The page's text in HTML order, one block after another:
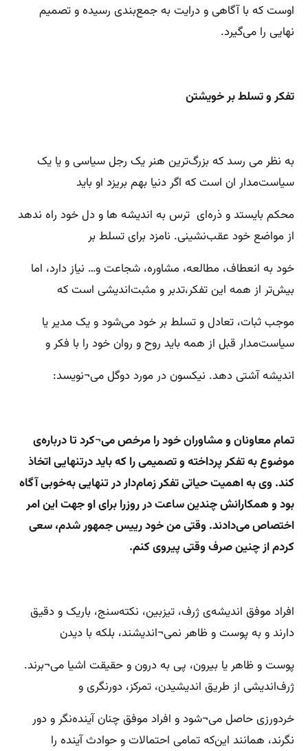
اوست که با آگاهی و درایت به جمع‌بندی رسیده و تصمیم
نهایی را می‌گیرد.
تفکر و تسلط بر خویشتن
به نظر می رسد که بزرگ‌ترین هنر یک رجل سیاسی و یا یک
سیاست‌مدار ان است که اگر دنیا بهم بریزد او باید
محکم بایستد و ذره‌ای ترس به اندیشه ها و دل خود راه ندهد
از مواضع خود عقب‌نشینی. نامزد برای تسلط بر
خود به انعطاف، مطالعه، مشاوره، شجاعت و‌… نیاز دارد، اما
بیش‌تر از همه این تفکر،تدبر و مثبت‌اندیشی است که
موجب ثبات، تعادل و تسلط بر خود می‌شود و یک مدیر یا
سیاست‌مدار قبل از همه باید روح و روان خود را با فکر و
اندیشه آشتی دهد. نیکسون در مورد دوگل می¬نویسد:
تمام معاونان و مشاوران خود را مرخص می¬کرد تا درباره‌ی
موضوع به تفکر پرداخته و تصمیمی را که باید‌ درتنهایی اتخاذ
کند. وی به اهمیت حیاتی تفکر زمام‌دار در تنهایی به‌خوبی آگاه
بود و همکارانش چندین ساعت در روزرا برای او جهت این امر
اختصاص می‌دادند. وقتی من خود رییس جمهور شدم، سعی
کردم از چنین صرف وقتیپیروی کنم‌.
افراد موفق اندیشه‌ی ژرف، تیزبین، نکته‌سنج، باریک و دقیق
دارند و به پوست و ظاهر نمی¬اندیشند، بلکه با دیدن
پوست و ظاهر یا بیرون، پی به درون و حقیقت اشیا‌ می¬برند.
ژرف‌اندیشی‌ از طریق اندیشیدن، تمرکز، دورنگری و
خردورزی حاصل می¬شود و افراد موفق چنان آینده‌نگر و دور
نگرند، همانند این‌که تمامی احتمالات و حوادث آینده را